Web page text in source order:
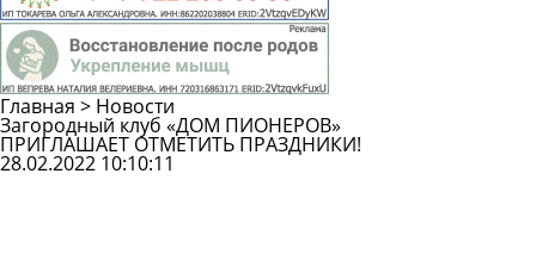
Главная > Новости
Загородный клуб «ДОМ ПИОНЕРОВ»
ПРИГЛАШАЕТ ОТМЕТИТЬ ПРАЗДНИКИ!
28.02.2022 10:10:11